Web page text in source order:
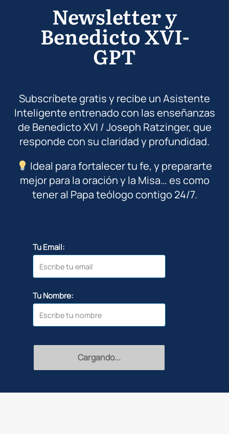
Newsletter y
Benedicto XVI-
GPT
Subscríbete gratis y recibe un Asistente
Inteligente entrenado con las enseñanzas
de Benedicto XVI / Joseph Ratzinger, que
responde con su claridad y profundidad.
Ideal para fortalecer tu fe, y prepararte
mejor para la oración y la Misa… es como
tener al Papa teólogo contigo 24/7.
Tu Email:
Tu Nombre:
Recibir